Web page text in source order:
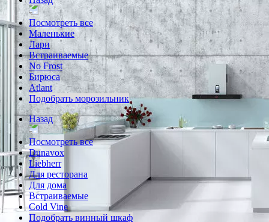
Посмотреть все
Маленькие
Лари
Встраиваемые
No Frost
Бирюса
Atlant
Подобрать морозильник
Назад
Посмотреть все
Dunavox
Liebherr
Для ресторана
Для дома
Встраиваемые
Cold Vine
Подобрать винный шкаф